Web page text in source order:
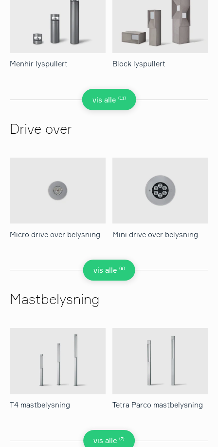
vis alle (11)
Menhir lyspullert Block lyspullert
Drive over
vis alle (8)
Micro drive over belysning Mini drive over belysning
Mastbelysning
vis alle (7)
T4 mastbelysning Tetra Parco mastbelysning